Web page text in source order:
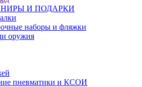
И ПОДАРКИ
наборы и фляжки
оружия
пневматики и КСОИ